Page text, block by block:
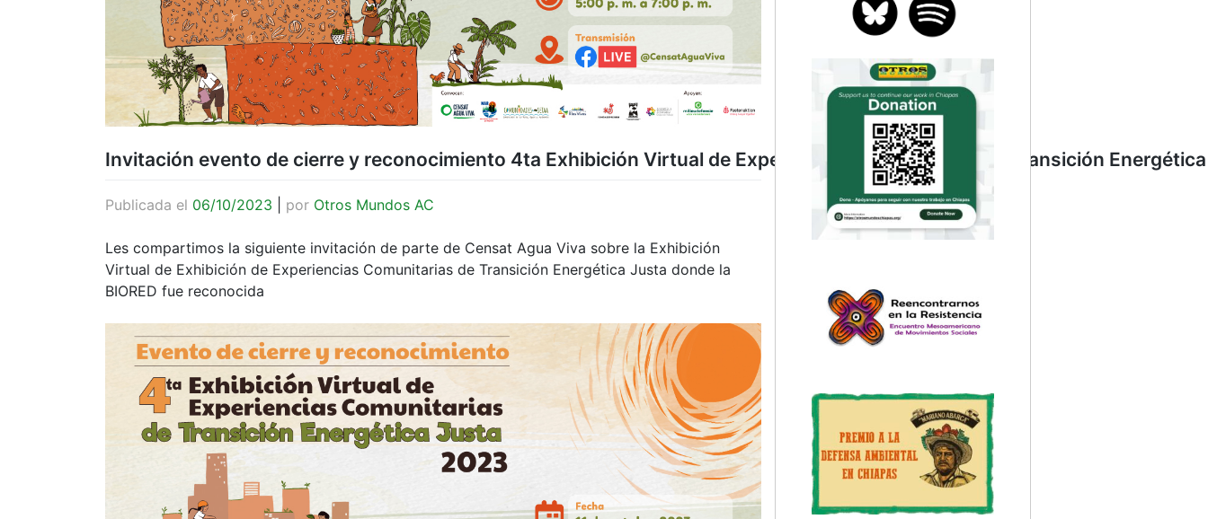
Invitación evento de cierre y reconocimiento 4ta Exhibición Virtual de Experiencias Comunitarias de Transición
Publicada el 06/10/2023 por Otros Mundos AC
Les compartimos la siguiente invitación de parte de Censat Agua Viva sobre la Exhibición
Virtual de Exhibición de Experiencias Comunitarias de Transición Energética Justa donde la
BIORED fue reconocida